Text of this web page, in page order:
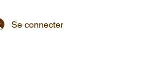
Se connecter